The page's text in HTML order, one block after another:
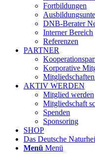
Fortbildungen
DNB-Berater
Interner Bereich
Referenzen
PARTNER
Korporative
AKTIV WERDEN
Mitglied werden
Mitgliedschaft
Spenden
Sponsoring
SHOP
Das Deutsche
Menü Menü